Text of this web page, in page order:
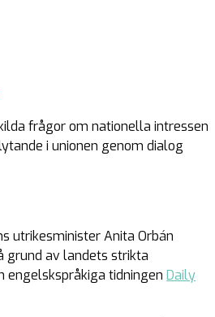
frågor om nationella intressen
i unionen genom dialog
utrikesminister Anita Orbán
grund av landets strikta
engelskspråkiga tidningen Daily